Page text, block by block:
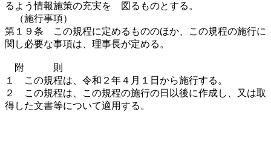
るよう情報施策の充実を 図るものとする。
（施行事項）
第１９条 この規程に定めるもののほか、この規程の施行に
関し必要な事項は、理事長が定める。
附 則
１ この規程は、令和２年４月１日から施行する。
２ この規程は、この規程の施行の日以後に作成し、又は取
得した文書等について適用する。